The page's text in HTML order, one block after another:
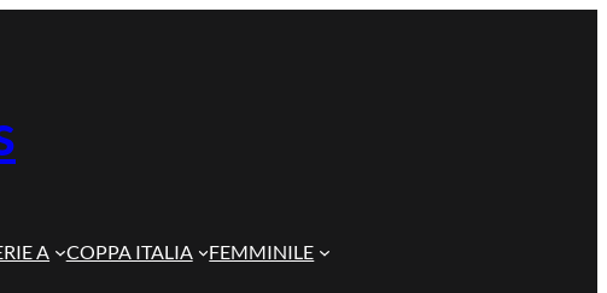
A COPPA ITALIA FEMMINILE